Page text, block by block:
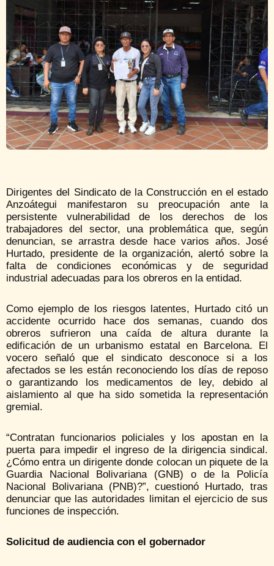
Dirigentes del Sindicato de la Construcción en el estado
Anzoátegui manifestaron su preocupación ante la
persistente vulnerabilidad de los derechos de los
trabajadores del sector, una problemática que, según
denuncian, se arrastra desde hace varios años. José
Hurtado, presidente de la organización, alertó sobre la
falta de condiciones económicas y de seguridad
industrial adecuadas para los obreros en la entidad.
Como ejemplo de los riesgos latentes, Hurtado citó un
accidente ocurrido hace dos semanas, cuando dos
obreros sufrieron una caída de altura durante la
edificación de un urbanismo estatal en Barcelona. El
vocero señaló que el sindicato desconoce si a los
afectados se les están reconociendo los días de reposo
o garantizando los medicamentos de ley, debido al
aislamiento al que ha sido sometida la representación
gremial.
“Contratan funcionarios policiales y los apostan en la
puerta para impedir el ingreso de la dirigencia sindical.
¿Cómo entra un dirigente donde colocan un piquete de la
Guardia Nacional Bolivariana (GNB) o de la Policía
Nacional Bolivariana (PNB)?”, cuestionó Hurtado, tras
denunciar que las autoridades limitan el ejercicio de sus
funciones de inspección.
Solicitud de audiencia con el gobernador